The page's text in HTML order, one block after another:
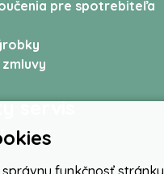
pre spotrebiteľa
servis
správnu funkčnosť stránky,